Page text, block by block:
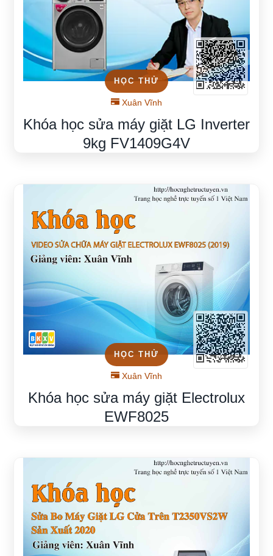
HỌC THỬ
Xuân Vĩnh
Khóa học sửa máy giặt LG Inverter
9kg FV1409G4V
HỌC THỬ
Xuân Vĩnh
Khóa học sửa máy giặt Electrolux
EWF8025